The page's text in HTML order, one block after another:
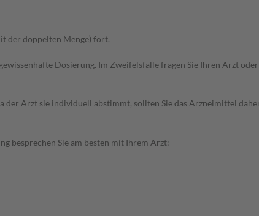
der doppelten Menge) fort.
Dosierung. Im Zweifelsfalle fragen Sie Ihren Arzt
Arzt sie individuell abstimmt, sollten Sie das Arzneimittel
besprechen Sie am besten mit Ihrem Arzt: